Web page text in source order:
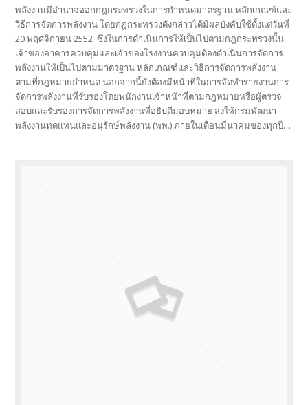
พลังงานมีอำนาจออกกฎกระทรวงในการกำหนดมาตรฐาน หลักเกณฑ์และ
วิธีการจัดการพลังงาน โดยกฎกระทรวงดังกล่าวได้มีผลบังคับใช้ตั้งแต่วันที่
20 พฤศจิกายน 2552 ซึ่งในการดำเนินการให้เป็นไปตามกฎกระทรวงนั้น
เจ้าของอาคารควบคุมและเจ้าของโรงงานควบคุมต้องดำเนินการจัดการ
พลังงานให้เป็นไปตามมาตรฐาน หลักเกณฑ์และวิธีการจัดการพลังงาน
ตามที่กฎหมายกำหนด นอกจากนี้ยังต้องมีหน้าที่ในการจัดทำรายงานการ
จัดการพลังงานที่รับรองโดยพนักงานเจ้าหน้าที่ตามกฎหมายหรือผู้ตรวจ
สอบและรับรองการจัดการพลังงานที่อธิบดีมอบหมาย ส่งให้กรมพัฒนา
พลังงานทดแทนและอนุรักษ์พลังงาน (พพ.) ภายในเดือนมีนาคมของทุกปี…